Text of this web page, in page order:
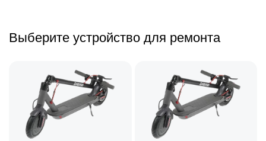
Выберите устройство для ремонта